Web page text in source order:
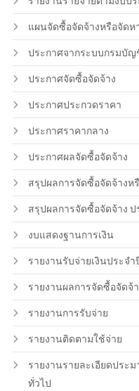
แผนจัดซื้อจัดจ้างหรือจัดห
ประกาศจากระบบกรมบัญ
ประกาศจัดซื้อจัดจ้าง
ประกาศประกวดราคา
ประกาศราคากลาง
ประกาศผลจัดซื้อจัดจ้าง
สรุปผลการจัดซื้อจัดจ้างห
สรุปผลการจัดซื้อจัดจ้าง
งบแสดงฐานการเงิน
รายงานรับจ่ายเงินประจำ
รายงานผลการจัดซื้อจัดจ้
รายงานการรับจ่าย
รายงานติดตามใช้จ่าย
รายงานรายละเอียดประ
ทั่วไป